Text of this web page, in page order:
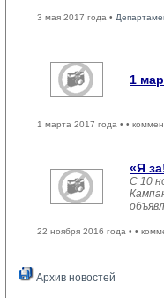
3 мая 2017 года •
1
1 марта 2017 года • •
«Я
С 10
22 ноября 2016 года • •
Архив новостей